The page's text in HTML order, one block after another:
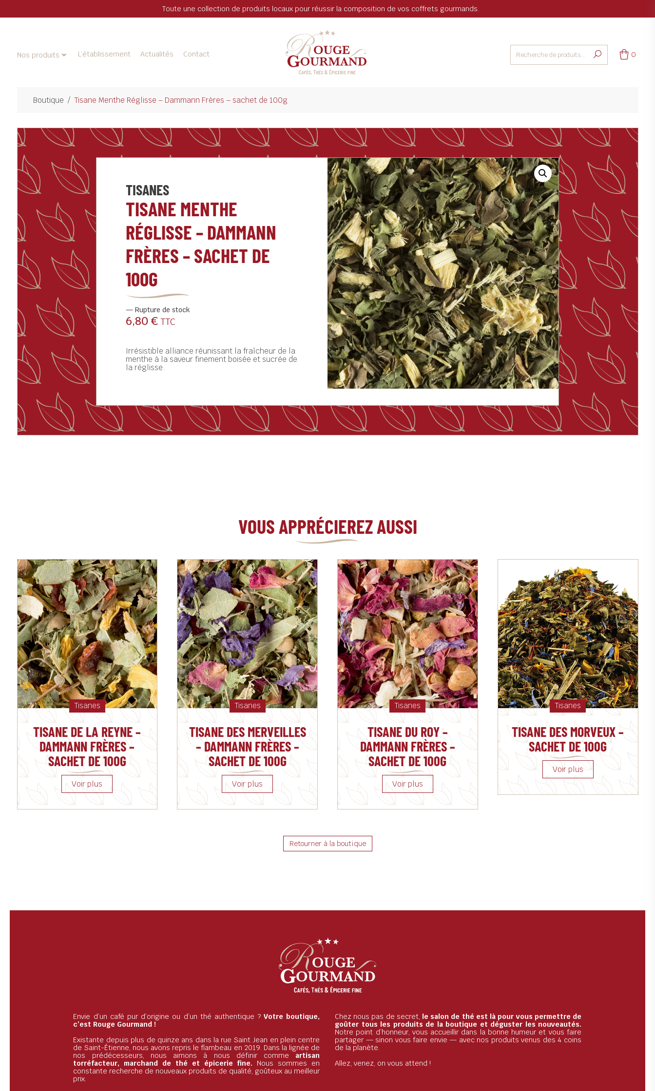
Toute une collection de produits locaux pour réussir la composition de vos coffrets gourmands.
Nos produits L’établissement Actualités Contact 0
Boutique / Tisane Menthe Réglisse – Dammann Frères – sachet de 100g
TISANES
TISANE MENTHE
RÉGLISSE – DAMMANN
FRÈRES – SACHET DE
100G
Rupture de stock
6,80 € TTC
Irrésistible alliance réunissant la fraîcheur de la
menthe à la saveur finement boisée et sucrée de
la réglisse.
VOUS APPRÉCIEREZ AUSSI
Tisanes
TISANE DE LA REYNE –
DAMMANN FRÈRES –
SACHET DE 100G
Tisanes
TISANE DES MERVEILLES
– DAMMANN FRÈRES –
SACHET DE 100G
Tisanes
TISANE DU ROY –
DAMMANN FRÈRES –
SACHET DE 100G
Tisanes
TISANE DES MORVEUX –
SACHET DE 100G
Retourner à la boutique
Envie d’un café pur d’origine ou d’un thé authentique ?Votre boutique,
c’est Rouge Gourmand !
Existante depuis plus de quinze ans dans la rue Saint Jean en plein centre
de Saint-Étienne, nous avons repris le flambeau en 2019. Dans la lignée de
nos prédécesseurs, nous aimons à nous définir comme artisan
torréfacteur, marchand de thé et épicerie fine. Nous sommes en
constante recherche de nouveaux produits de qualité, goûteux au meilleur
prix.
Chez nous pas de secret, le salon de thé est là pour vous permettre de
goûter tous les produits de la boutique et déguster les nouveautés.
Notre point d’honneur, vous accueillir dans la bonne humeur et vous faire
partager — sinon vous faire envie — avec nos produits venus des 4 coins
de la planète.
Allez, venez, on vous attend !